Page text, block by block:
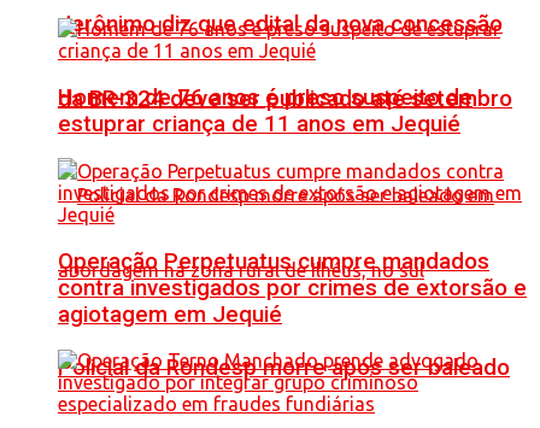
Jerônimo diz que edital da nova concessão
da BR-324 deve ser publicado até setembro
Policial da Rondesp morre após ser baleado
Homem de 76 anos é preso suspeito de
estuprar criança de 11 anos em Jequié
Operação Perpetuatus cumpre mandados
contra investigados por crimes de extorsão e
agiotagem em Jequié